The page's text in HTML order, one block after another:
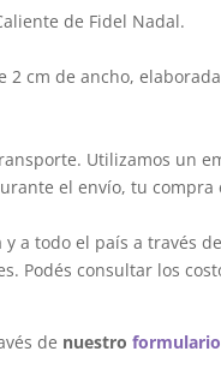
de Fidel Nadal.
cm de ancho,
Utilizamos un
el envío, tu
y a todo el país a través
Podés consultar los
de nuestro